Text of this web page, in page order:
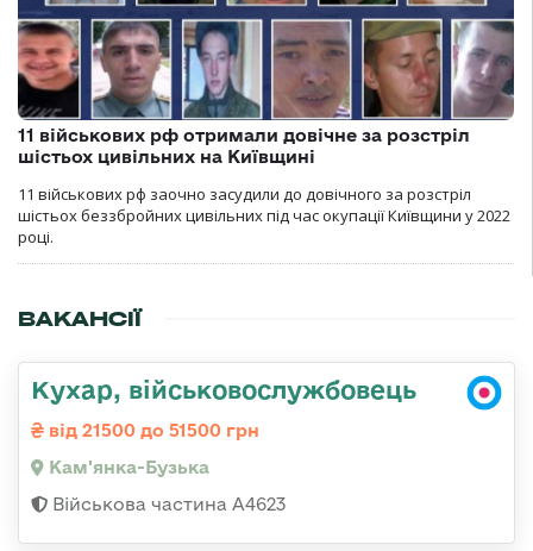
11 військових рф отримали довічне за розстріл
шістьох цивільних на Київщині
11 військових рф заочно засудили до довічного за розстріл
шістьох беззбройних цивільних під час окупації Київщини у 2022
році.
ВАКАНСІЇ
Кухар, військовослужбовець
від 21500 до 51500 грн
Кам'янка-Бузька
Військова частина А4623